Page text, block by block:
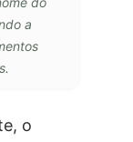
a
o